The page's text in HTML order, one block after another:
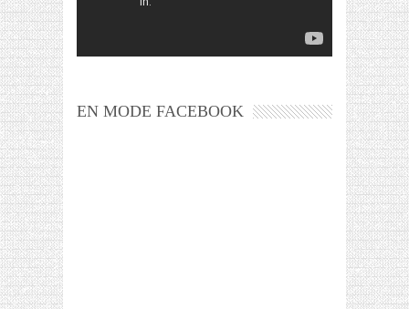
EN MODE FACEBOOK